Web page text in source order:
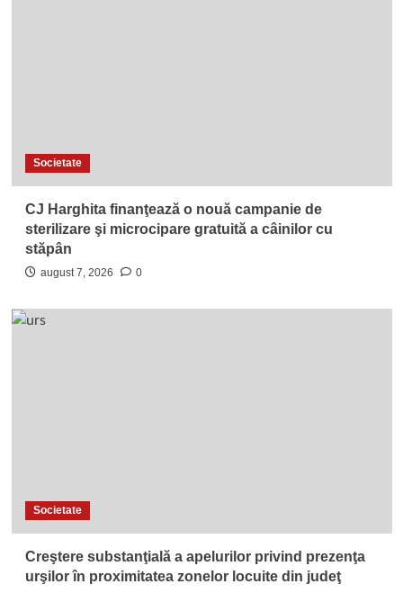
Societate
CJ Harghita finanţează o nouă campanie de
sterilizare şi microcipare gratuită a câinilor cu
stăpân
august 7, 2026 0
Societate
Creştere substanţială a apelurilor privind prezenţa
urşilor în proximitatea zonelor locuite din judeţ